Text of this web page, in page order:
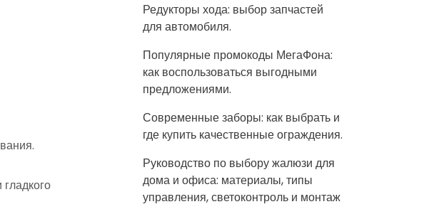
Редукторы хода: выбор запчастей
для автомобиля.
Популярные промокоды МегаФона:
как воспользоваться выгодными
предложениями.
Современные заборы: как выбрать и
где купить качественные ограждения.
Руководство по выбору жалюзи для
дома и офиса: материалы, типы
управления, светоконтроль и монтаж